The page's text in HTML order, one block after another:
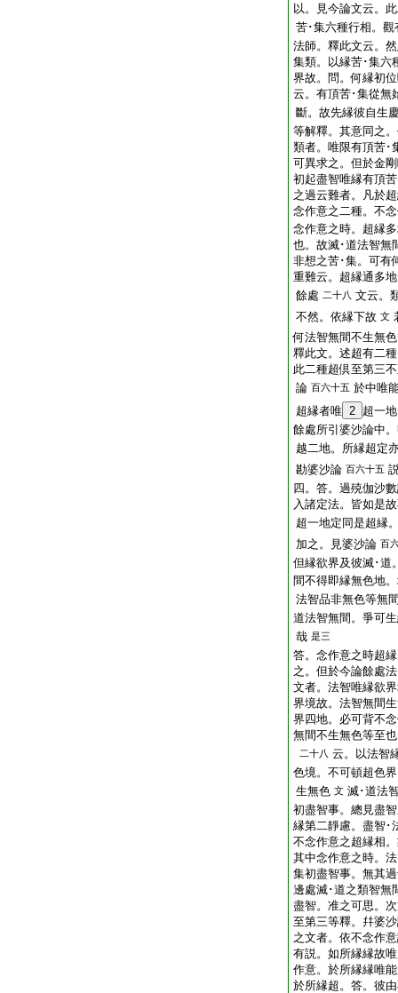
以。見今論文云。
苦･集六種行相。
法師。釋此文云。
集類。以縁苦･集六
界故。問。何縁初
云。有頂苦･集從無
斷。故先縁彼自生
等解釋。其意同之
類者。唯限有頂苦･
可異求之。但於金
初起盡智唯縁有頂
之過云難者。凡於
念作意之二種。不
念作意之時。超縁
也。故滅･道法智無
非想之苦･集。可有
重難云。超縁通多
餘處 二十八 文云。
不然。依縁下故 文
何法智無間不生無
釋此文。述超有二
此二種超倶至第三
論 百六十五 於中唯
超縁者唯 2 超一
餘處所引婆沙論中
越二地。所縁超定
勘婆沙論 百六十五
四。答。過殑伽沙
入諸定法。皆如是
超一地定同是超縁
加之。見婆沙論 百
但縁欲界及彼滅･道
間不得即縁無色地
法智品非無色等無
道法智無間。爭可
哉 是三
答。念作意之時超
之。但於今論餘處
文者。法智唯縁欲
界境故。法智無間
界四地。必可背不
無間不生無色等至
二十八 云。以法智
色境。不可頓超色
生無色 文 滅･道法
初盡智事。總見盡
縁第二靜慮。盡智･
不念作意之超縁相
其中念作意之時。
集初盡智事。無其
邊處滅･道之類智無
盡智。准之可思。
至第三等釋。幷婆
之文者。依不念作
有説。如所縁縁故
作意。於所縁縁唯
於所縁超。答。彼